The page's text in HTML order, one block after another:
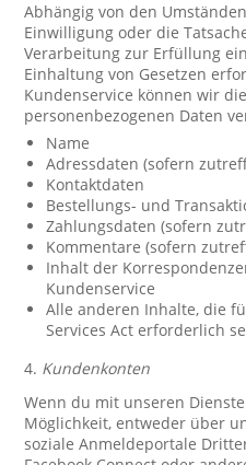
Abhängig von den
Einwilligung oder die
Verarbeitung zur Erfüllung
Einhaltung von Gesetzen
Kundenservice können wir
personenbezogenen Daten
Name
Adressdaten (sofern
Kontaktdaten
Bestellungs- und
Zahlungsdaten (sofern
Kommentare (sofern
Inhalt der
Kundenservice
Alle anderen Inhalte, die
Services Act erforderlich
4. Kundenkonten
Wenn du mit unseren
Möglichkeit, entweder über
soziale Anmeldeportale